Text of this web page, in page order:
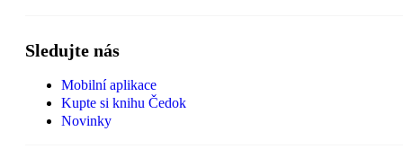
Sledujte nás
Mobilní aplikace
Kupte si knihu Čedok
Novinky